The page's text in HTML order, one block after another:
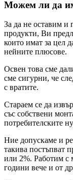
Можем ли да
За да не оставим и
продукти, Ви
които имат за цел
нейните плюсове.
Освен това сме
сме сигурни, че
с вратите.
Стараем се да
със собствени
потребителските
Ние допускаме и
такива постъпват
или 2%. Работим с
години вече и от